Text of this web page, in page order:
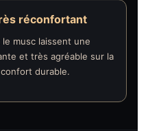
réconfortant
le musc laissent une
et très agréable sur la
durable.